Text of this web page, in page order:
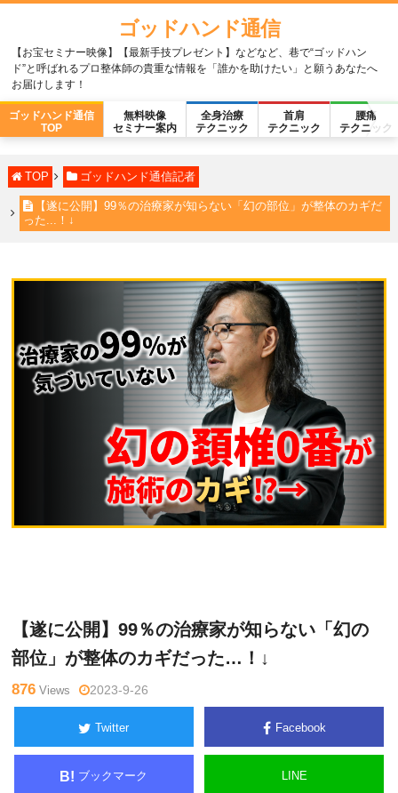
ゴッドハンド通信
【お宝セミナー映像】【最新手技プレゼント】などなど、巷で“ゴッドハン
ド”と呼ばれるプロ整体師の貴重な情報を「誰かを助けたい」と願うあなたへ
お届けします！
ゴッドハンド通信
TOP
無料映像
セミナー案内
全身治療
テクニック
首肩
テクニック
腰痛
テクニック
TOP ゴッドハンド通信記者
【遂に公開】99％の治療家が知らない「幻の部位」が整体のカギだ
った...！↓
【遂に公開】99％の治療家が知らない「幻の
部位」が整体のカギだった…！↓
876 Views 2023-9-26
Twitter Facebook
B! ブックマーク LINE